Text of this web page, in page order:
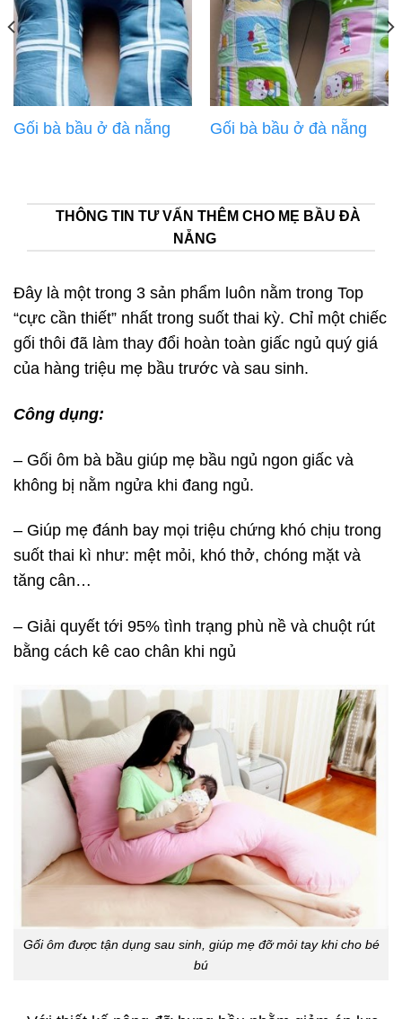
Gối bà bầu ở đà nẵng Gối bà bầu ở đà nẵng
THÔNG TIN TƯ VẤN THÊM CHO MẸ BẦU ĐÀ
NẴNG
Đây là một trong 3 sản phẩm luôn nằm trong Top
“cực cần thiết” nhất trong suốt thai kỳ. Chỉ một chiếc
gối thôi đã làm thay đổi hoàn toàn giấc ngủ quý giá
của hàng triệu mẹ bầu trước và sau sinh.
Công dụng:
– Gối ôm bà bầu giúp mẹ bầu ngủ ngon giấc và
không bị nằm ngửa khi đang ngủ.
– Giúp mẹ đánh bay mọi triệu chứng khó chịu trong
suốt thai kì như: mệt mỏi, khó thở, chóng mặt và
tăng cân…
– Giải quyết tới 95% tình trạng phù nề và chuột rút
bằng cách kê cao chân khi ngủ
Gối ôm được tận dụng sau sinh, giúp mẹ đỡ mỏi tay khi cho bé
bú